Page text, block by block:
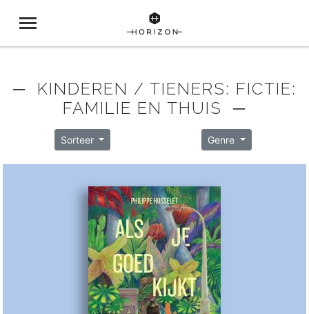
─ KINDEREN / TIENERS: FICTIE:
FAMILIE EN THUIS ─
Sorteer Genre